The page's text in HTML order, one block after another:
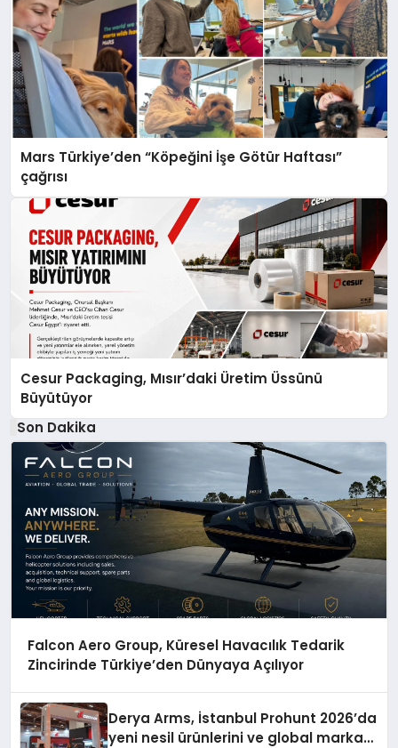
Mars Türkiye’den “Köpeğini İşe Götür Haftası”
çağrısı
Cesur Packaging, Mısır’daki Üretim Üssünü
Büyütüyor
Son Dakika
Falcon Aero Group, Küresel Havacılık Tedarik
Zincirinde Türkiye’den Dünyaya Açılıyor
Derya Arms, İstanbul Prohunt 2026’da
yeni nesil ürünlerini ve global marka